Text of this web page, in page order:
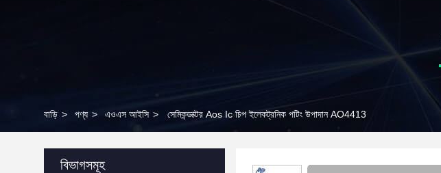
বাড়ি > পণ্য > এওএস আইসি > সেমিকন্ডাক্টর Aos Ic চিপ ইলেকট্রনিক পটিং উপাদান AO4413
বিভাগসমূহ